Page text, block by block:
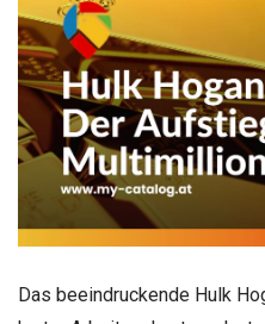
Das beeindruckende Hulk